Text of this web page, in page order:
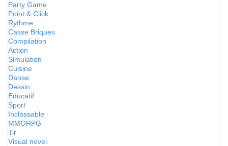
Party Game
Point & Click
Rythme
Casse Briques
Compilation
Action
Simulation
Cuisine
Danse
Dessin
Educatif
Sport
Inclassable
MMORPG
Tir
Visual novel